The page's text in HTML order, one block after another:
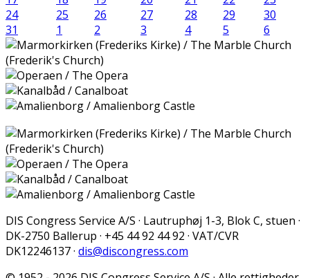
24
25 26 27 28 29
30
31
1 2 3 4 5 6
DIS Congress Service A/S · Lautruphøj 1-3, Blok C, stuen ·
DK-2750 Ballerup · +45 44 92 44 92 · VAT/CVR
DK12246137 · dis@discongress.com